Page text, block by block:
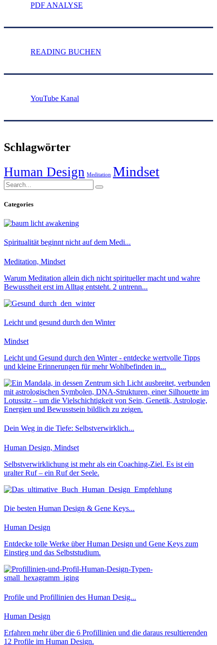
PDF ANALYSE
READING BUCHEN
YouTube Kanal
Schlagwörter
Human Design Meditation Mindset
Categories
Spiritualität beginnt nicht auf dem Medi...
Meditation, Mindset
Warum Meditation allein dich nicht spiritueller macht und wahre
Bewusstheit erst im Alltag entsteht. 2 untrenn...
Leicht und gesund durch den Winter
Mindset
Leicht und Gesund durch den Winter - entdecke wertvolle Tipps
und kleine Erinnerungen für mehr Wohlbefinden in...
Dein Weg in die Tiefe: Selbstverwirklich...
Human Design, Mindset
Selbstverwirklichung ist mehr als ein Coaching-Ziel. Es ist ein
uralter Ruf – ein Ruf der Seele.
Die besten Human Design & Gene Keys...
Human Design
Entdecke tolle Werke über Human Design und Gene Keys zum
Einstieg und das Selbststudium.
Profile und Profillinien des Human Desig...
Human Design
Erfahren mehr über die 6 Profillinien und die daraus resultierenden
12 Profile im Human Design.